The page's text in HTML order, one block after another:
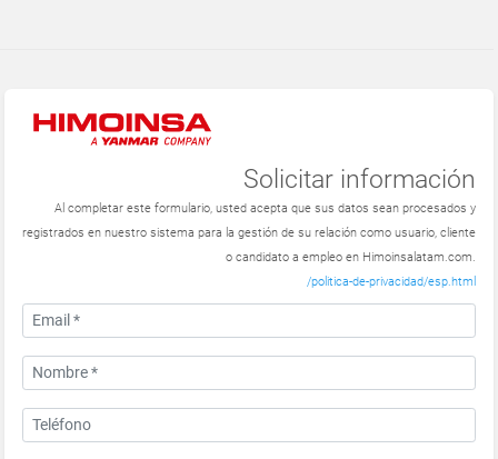
Solicitar información
Al completar este formulario, usted acepta que sus datos sean procesados ​​y
registrados en nuestro sistema para la gestión de su relación como usuario, cliente
o candidato a empleo en Himoinsalatam.com.
/politica-de-privacidad/esp.html